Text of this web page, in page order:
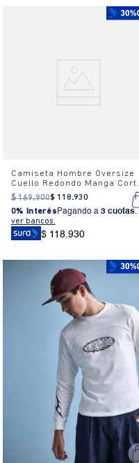
Camiseta Hombre Oversize
Cuello Redondo Manga Corta
Estampada Blanca
$ 169.900$ 118.930
0% Interés Pagando a 3 cuotas.
ver bancos.
$ 118.930